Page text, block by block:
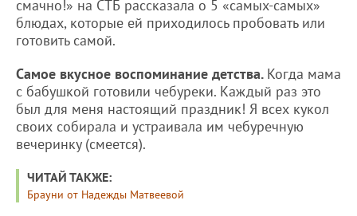
смачно!» на СТБ рассказала о 5 «самых-самых»
блюдах, которые ей приходилось пробовать или
готовить самой.
Самое вкусное воспоминание детства. Когда мама
с бабушкой готовили чебуреки. Каждый раз это
был для меня настоящий праздник! Я всех кукол
своих собирала и устраивала им чебуречную
вечеринку (смеется).
ЧИТАЙ ТАКЖЕ:
Брауни от Надежды Матвеевой